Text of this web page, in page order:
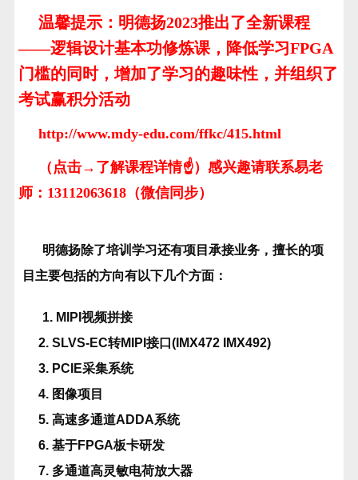
温馨提示：明德扬2023推出了全新课程
——逻辑设计基本功修炼课，降低学习FPGA
门槛的同时，增加了学习的趣味性，并组织了
考试赢积分活动
http://www.mdy-edu.com/ffkc/415.html
（点击→了解课程详情☝）感兴趣请联系易老
师：13112063618（微信同步）
明德扬除了培训学习还有项目承接业务，擅长的项
目主要包括的方向有以下几个方面：
1. MIPI视频拼接
2. SLVS-EC转MIPI接口(IMX472 IMX492)
3. PCIE采集系统
4. 图像项目
5. 高速多通道ADDA系统
6. 基于FPGA板卡研发
7. 多通道高灵敏电荷放大器